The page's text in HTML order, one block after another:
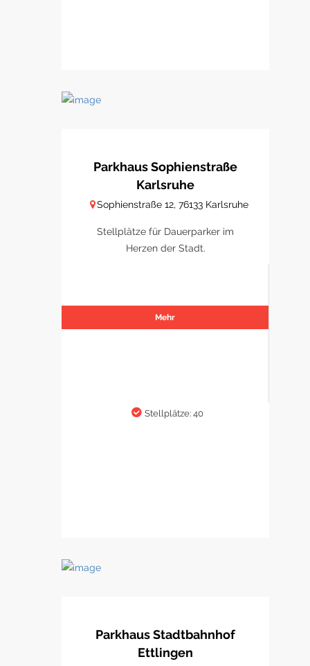
Parkhaus Sophienstraße
Karlsruhe
Sophienstraße 12, 76133 Karlsruhe
Stellplätze für Dauerparker im
Herzen der Stadt.
Mehr
Stellplätze: 40
Parkhaus Stadtbahnhof
Ettlingen